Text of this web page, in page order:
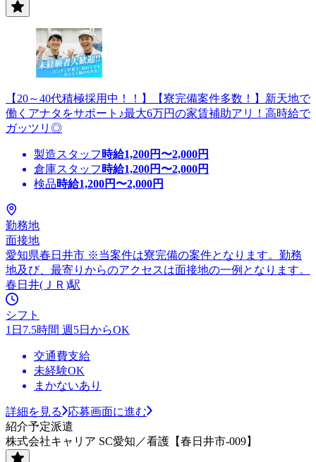
【20～40代積極採用中！！】【寮完備案件多数！】新天地で
働くアナタをサポート♪最大6万円の家賃補助アリ！高時給で
ガッツリ◎
製造スタッフ 時給1,200円〜2,000円
倉庫スタッフ 時給1,200円〜2,000円
検品時給1,200円〜2,000円
勤務地
面接地
愛知県春日井市 ※当案件は寮完備の案件となります。勤務
地及び、最寄りからのアクセスは面接地の一例となります。
春日井(ＪＲ)駅
シフト
1日7.5時間 週5日からOK
交通費支給
未経験OK
まかないあり
詳細を見る
応募画面に進む
紹介予定派遣
株式会社キャリア SC愛知／看護【春日井市-009】